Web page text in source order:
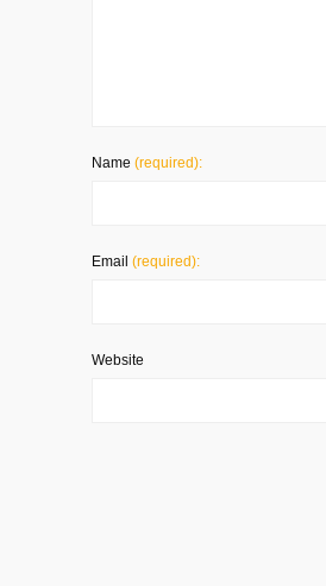
Name (required):
Email (required):
Website